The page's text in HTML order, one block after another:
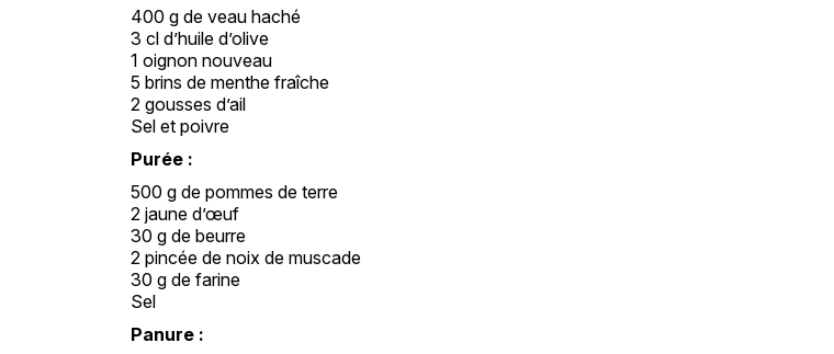
400 g de veau haché
3 cl d’huile d’olive
1 oignon nouveau
5 brins de menthe fraîche
2 gousses d’ail
Sel et poivre
Purée :
500 g de pommes de terre
2 jaune d’œuf
30 g de beurre
2 pincée de noix de muscade
30 g de farine
Sel
Panure :